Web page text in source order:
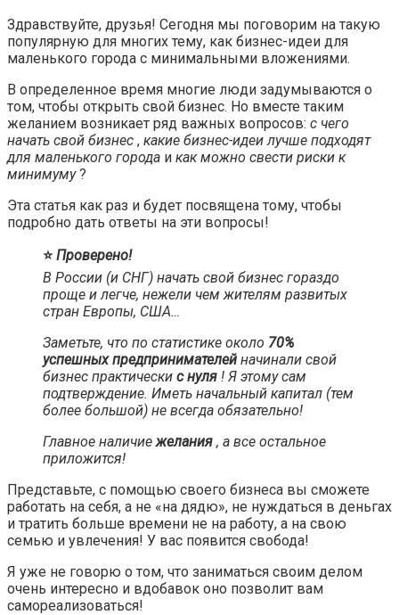
Здравствуйте, друзья! Сегодня мы поговорим на такую
популярную для многих тему, как бизнес-идеи для
маленького города с минимальными вложениями.
В определенное время многие люди задумываются о
том, чтобы открыть свой бизнес. Но вместе таким
желанием возникает ряд важных вопросов: с чего
начать свой бизнес , какие бизнес-идеи лучше подходят
для маленького города и как можно свести риски к
минимуму?
Эта статья как раз и будет посвящена тому, чтобы
подробно дать ответы на эти вопросы!
⭐️Проверено!
В России (и СНГ) начать свой бизнес гораздо
проще и легче, нежели чем жителям развитых
стран Европы, США…
Заметьте, что по статистике около 70%
успешных предпринимателей начинали свой
бизнес практически с нуля ! Я этому сам
подтверждение. Иметь начальный капитал (тем
более большой) не всегда обязательно!
Главное наличие желания , а все остальное
приложится!
Представьте, с помощью своего бизнеса вы сможете
работать на себя, а не «на дядю», не нуждаться в деньгах
и тратить больше времени не на работу, а на свою
семью и увлечения! У вас появится свобода!
Я уже не говорю о том, что заниматься своим делом
очень интересно и вдобавок оно позволит вам
самореализоваться!